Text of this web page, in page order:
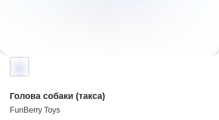
Голова собаки (такса)
FunBerry Toys